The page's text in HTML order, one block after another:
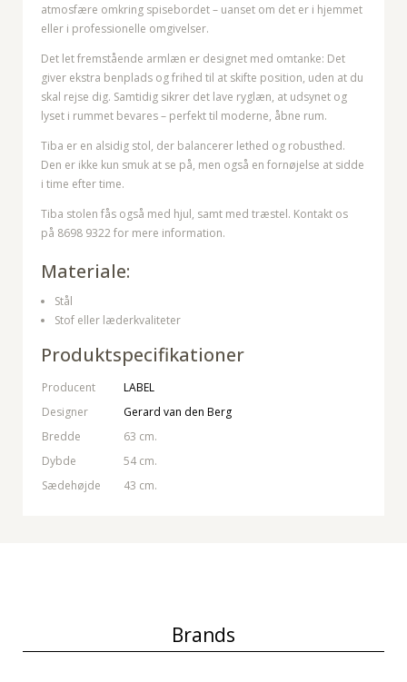
atmosfære omkring spisebordet – uanset om det er i hjemmet
eller i professionelle omgivelser.
Det let fremstående armlæn er designet med omtanke: Det
giver ekstra benplads og frihed til at skifte position, uden at du
skal rejse dig. Samtidig sikrer det lave ryglæn, at udsynet og
lyset i rummet bevares – perfekt til moderne, åbne rum.
Tiba er en alsidig stol, der balancerer lethed og robusthed.
Den er ikke kun smuk at se på, men også en fornøjelse at sidde
i time efter time.
Tiba stolen fås også med hjul, samt med træstel. Kontakt os
på 8698 9322 for mere information.
Materiale:
Stål
Stof eller læderkvaliteter
Produktspecifikationer
Producent
LABEL
Designer
Gerard van den Berg
Bredde
63 cm.
Dybde
54 cm.
Sædehøjde
43 cm.
Brands